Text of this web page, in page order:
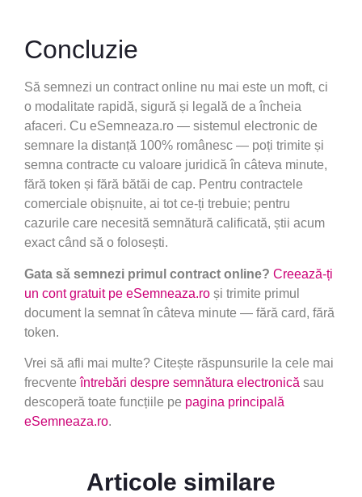
Concluzie
Să semnezi un contract online nu mai este un moft, ci
o modalitate rapidă, sigură și legală de a încheia
afaceri. Cu eSemneaza.ro — sistemul electronic de
semnare la distanță 100% românesc — poți trimite și
semna contracte cu valoare juridică în câteva minute,
fără token și fără bătăi de cap. Pentru contractele
comerciale obișnuite, ai tot ce-ți trebuie; pentru
cazurile care necesită semnătură calificată, știi acum
exact când să o folosești.
Gata să semnezi primul contract online? Creează-ți
un cont gratuit pe eSemneaza.ro și trimite primul
document la semnat în câteva minute — fără card, fără
token.
Vrei să afli mai multe? Citește răspunsurile la cele mai
frecventeîntrebări despre semnătura electronică sau
descoperă toate funcțiile pe pagina principală
eSemneaza.ro.
Articole similare